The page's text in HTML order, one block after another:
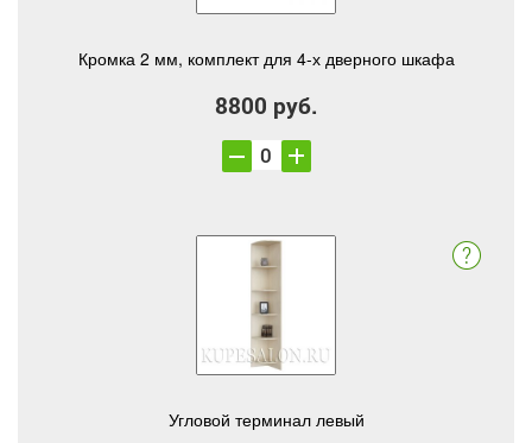
Кромка 2 мм, комплект для 4-х дверного шкафа
8800 руб.
Угловой терминал левый